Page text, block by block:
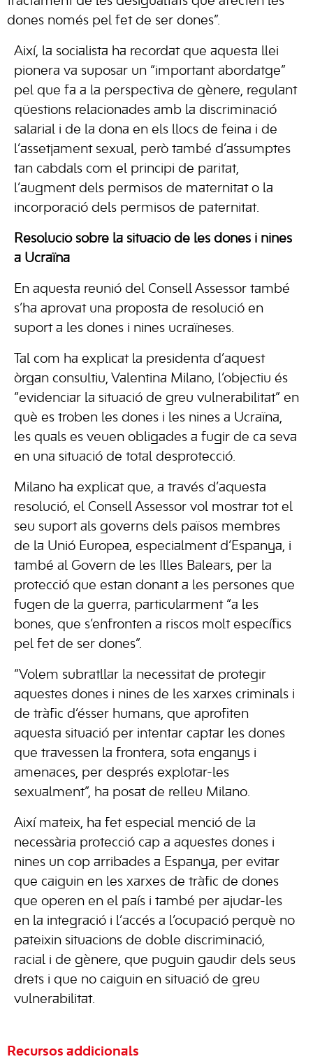
dones només pel fet de ser dones”.
Així, la socialista ha recordat que aquesta llei
pionera va suposar un “important abordatge”
pel que fa a la perspectiva de gènere, regulant
qüestions relacionades amb la discriminació
salarial i de la dona en els llocs de feina i de
l’assetjament sexual, però també d’assumptes
tan cabdals com el principi de paritat,
l’augment dels permisos de maternitat o la
incorporació dels permisos de paternitat.
Resolució sobre la situació de les dones i nines
a Ucraïna
En aquesta reunió del Consell Assessor també
s’ha aprovat una proposta de resolució en
suport a les dones i nines ucraïneses.
Tal com ha explicat la presidenta d’aquest
òrgan consultiu, Valentina Milano, l’objectiu és
“evidenciar la situació de greu vulnerabilitat” en
què es troben les dones i les nines a Ucraïna,
les quals es veuen obligades a fugir de ca seva
en una situació de total desprotecció.
Milano ha explicat que, a través d’aquesta
resolució, el Consell Assessor vol mostrar tot el
seu suport als governs dels països membres
de la Unió Europea, especialment d’Espanya, i
també al Govern de les Illes Balears, per la
protecció que estan donant a les persones que
fugen de la guerra, particularment “a les
bones, que s’enfronten a riscos molt específics
pel fet de ser dones”.
“Volem subratllar la necessitat de protegir
aquestes dones i nines de les xarxes criminals i
de tràfic d’ésser humans, que aprofiten
aquesta situació per intentar captar les dones
que travessen la frontera, sota enganys i
amenaces, per després explotar-les
sexualment”, ha posat de relleu Milano.
Així mateix, ha fet especial menció de la
necessària protecció cap a aquestes dones i
nines un cop arribades a Espanya, per evitar
que caiguin en les xarxes de tràfic de dones
que operen en el país i també per ajudar-les
en la integració i l’accés a l’ocupació perquè no
pateixin situacions de doble discriminació,
racial i de gènere, que puguin gaudir dels seus
drets i que no caiguin en situació de greu
vulnerabilitat.
Recursos addicionals